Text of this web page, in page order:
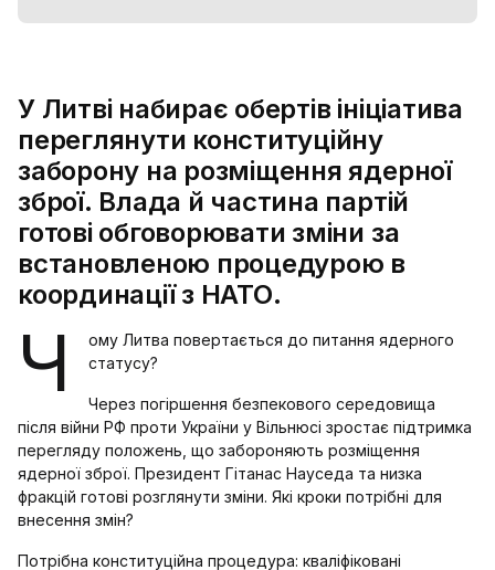
У Литві набирає обертів ініціатива
переглянути конституційну
заборону на розміщення ядерної
зброї. Влада й частина партій
готові обговорювати зміни за
встановленою процедурою в
координації з НАТО.
Ч
ому Литва повертається до питання ядерного
статусу?
Через погіршення безпекового середовища
після війни РФ проти України у Вільнюсі зростає підтримка
перегляду положень, що забороняють розміщення
ядерної зброї. Президент Гітанас Науседа та низка
фракцій готові розглянути зміни. Які кроки потрібні для
внесення змін?
Потрібна конституційна процедура: кваліфіковані